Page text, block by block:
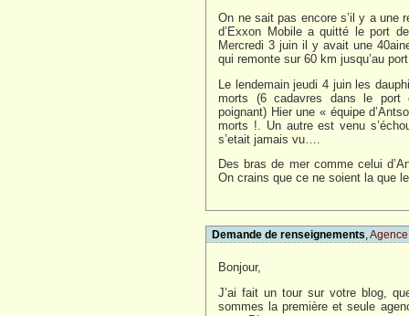
On ne sait pas encore s’il y a une
d’Exxon Mobile a quitté le port
Mercredi 3 juin il y avait une
qui remonte sur 60 km jusqu’au
Le lendemain jeudi 4 juin les
morts (6 cadavres dans le port
poignant) Hier une « équipe
morts !. Un autre est venu
s’etait jamais vu….
Des bras de mer comme celui
On crains que ce ne soient la que
Demande de renseignements ,
Bonjour,
J’ai fait un tour sur votre blog,
sommes la première et seule